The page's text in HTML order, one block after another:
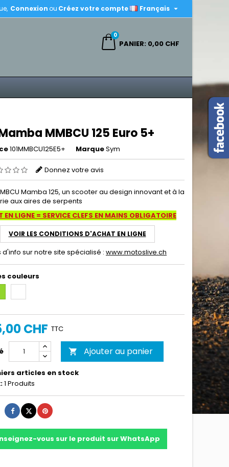
Français 
Connexion ou Créez votre compte
PANIER
0
0,00 CHF
MMBCU 125 Euro 5+
101MMBCU125E5+ MarqueSym
Donnez votre avis
Mamba 125, un scooter au design innovant et à la
aux aires de serpents
EN LIGNE = SERVICE CLEFS EN MAINS OBLIGATOIRE
VOIR LES CONDITIONS D'ACHAT EN LIGNE
d'info sur notre site spécialisé : www.motoslive.ch
couleurs
CHF TTC
 Ajouter au panier
articles en stock
1 Produits
Partager
TweetPinterest
vous sur le produit sur WhatsApp